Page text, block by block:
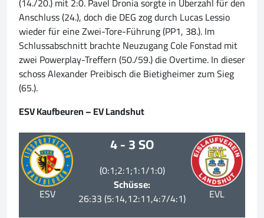
Anschluss (24.), doch die DEG zog durch Lucas Lessio
wieder für eine Zwei-Tore-Führung (PP1, 38.). Im
Schlussabschnitt brachte Neuzugang Cole Fonstad mit
zwei Powerplay-Treffern (50./59.) die Overtime. In dieser
schoss Alexander Preibisch die Bietigheimer zum Sieg
(65.).
ESV Kaufbeuren – EV Landshut
ESV
4 - 3 SO
(0:1;2:1;1:1/1:0)
Schüsse:
26:33 (5:14,12:11,4:7/4:1)
EVL